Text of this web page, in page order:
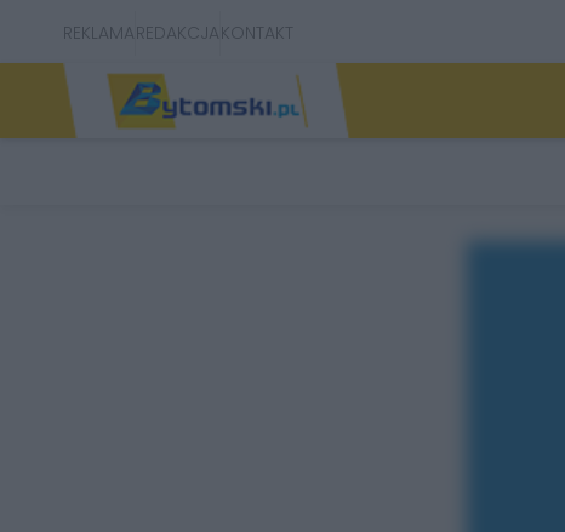
REKLAMAREDAKCJAKONTAKT